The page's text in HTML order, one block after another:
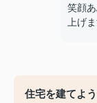
笑顔
上げま
住宅を建てよ